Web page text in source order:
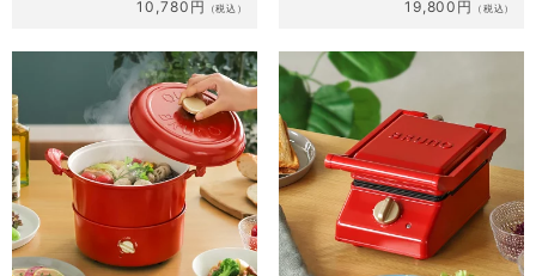
10,780円 （税込） 19,800円 （税込）